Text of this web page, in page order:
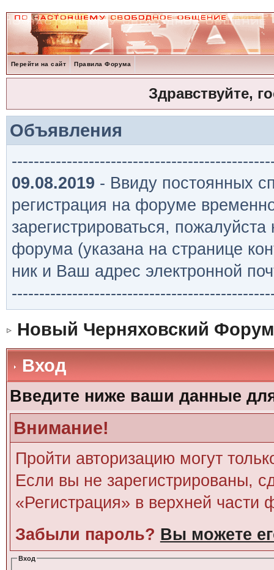
Перейти на сайт Правила Форума
Здравствуйте,
Объявления
09.08.2019 - Ввиду постоянных
регистрация на форуме
зарегистрироваться,
форума (указана на странице
ник и Ваш адрес электронной
Новый Черняховский Форум
Вход
Введите ниже ваши данные
Внимание!
Пройти авторизацию могут
Если вы не зарегистрированы,
«Регистрация» в верхней части
Забыли пароль? Вы можете
Вход